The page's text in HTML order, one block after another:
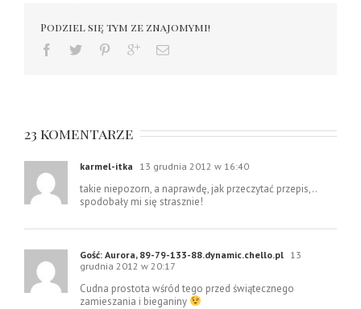
Podziel się tym ze znajomymi!
23 komentarze
karmel-itka 13 grudnia 2012 w 16:40
takie niepozorn, a naprawdę, jak przeczytać przepis,..
spodobały mi się strasznie!
Gość: Aurora, 89-79-133-88.dynamic.chello.pl 13
grudnia 2012 w 20:17
Cudna prostota wśród tego przed świątecznego
zamieszania i bieganiny